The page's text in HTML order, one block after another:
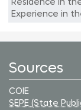
Experience in
Sources
COIE
SEPE (State